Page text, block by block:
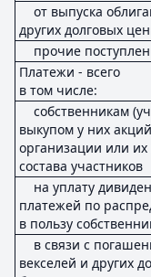
от выпуска
других долговых
прочие
Платежи - всего
в том числе:
собственникам
выкупом у них
организации или
состава участников
на уплату
платежей по
в пользу
в связи с
векселей и других